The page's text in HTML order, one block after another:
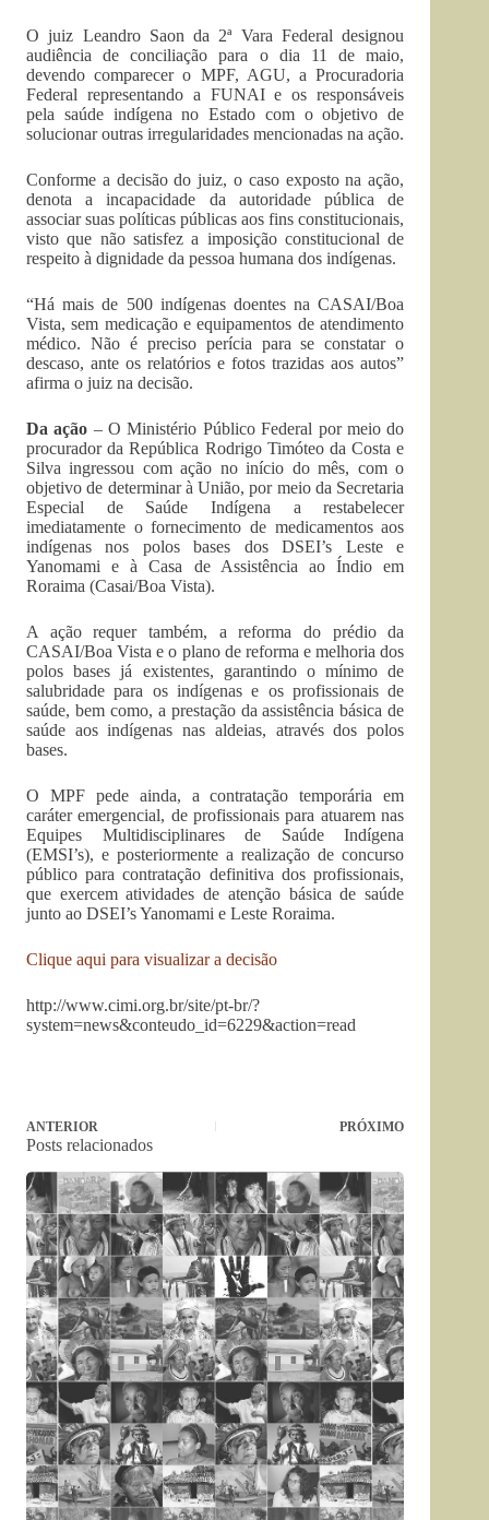
O juiz Leandro Saon da 2ª Vara Federal designou
audiência de conciliação para o dia 11 de maio,
devendo comparecer o MPF, AGU, a Procuradoria
Federal representando a FUNAI e os responsáveis
pela saúde indígena no Estado com o objetivo de
solucionar outras irregularidades mencionadas na ação.
Conforme a decisão do juiz, o caso exposto na ação,
denota a incapacidade da autoridade pública de
associar suas políticas públicas aos fins constitucionais,
visto que não satisfez a imposição constitucional de
respeito à dignidade da pessoa humana dos indígenas.
“Há mais de 500 indígenas doentes na CASAI/Boa
Vista, sem medicação e equipamentos de atendimento
médico. Não é preciso perícia para se constatar o
descaso, ante os relatórios e fotos trazidas aos autos”
afirma o juiz na decisão.
Da ação – O Ministério Público Federal por meio do
procurador da República Rodrigo Timóteo da Costa e
Silva ingressou com ação no início do mês, com o
objetivo de determinar à União, por meio da Secretaria
Especial de Saúde Indígena a restabelecer
imediatamente o fornecimento de medicamentos aos
indígenas nos polos bases dos DSEI’s Leste e
Yanomami e à Casa de Assistência ao Índio em
Roraima (Casai/Boa Vista).
A ação requer também, a reforma do prédio da
CASAI/Boa Vista e o plano de reforma e melhoria dos
polos bases já existentes, garantindo o mínimo de
salubridade para os indígenas e os profissionais de
saúde, bem como, a prestação da assistência básica de
saúde aos indígenas nas aldeias, através dos polos
bases.
O MPF pede ainda, a contratação temporária em
caráter emergencial, de profissionais para atuarem nas
Equipes Multidisciplinares de Saúde Indígena
(EMSI’s), e posteriormente a realização de concurso
público para contratação definitiva dos profissionais,
que exercem atividades de atenção básica de saúde
junto ao DSEI’s Yanomami e Leste Roraima.
Clique aqui para visualizar a decisão
http://www.cimi.org.br/site/pt-br/?
system=news&conteudo_id=6229&action=read
ANTERIOR PRÓXIMO
Posts relacionados